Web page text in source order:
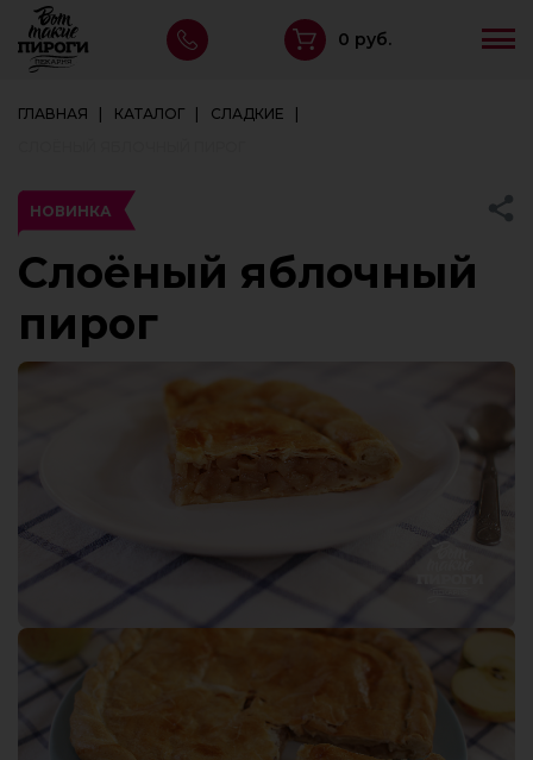
0 руб.
ГЛАВНАЯ КАТАЛОГ
СЛАДКИЕ
НОВИНКА
Слоёный яблочный
пирог